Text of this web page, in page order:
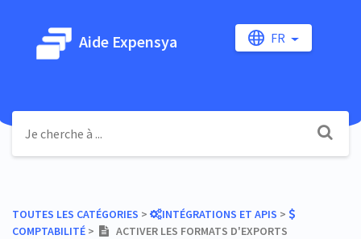
Aide Expensya FR
TOUTES LES CATÉGORIES ​ > ​ ​INTÉGRATIONS ET APIS ​ > ​
COMPTABILITÉ ​ > ​
ACTIVER LES FORMATS D'EXPORTS